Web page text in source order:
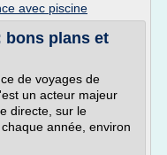
avec piscine
bons plans et
de voyages de
un acteur majeur
directe, sur le
année, environ